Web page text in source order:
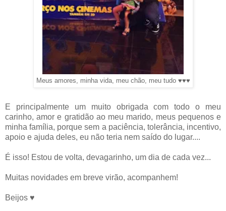
Meus amores, minha vida, meu chão, meu tudo ♥♥♥
E principalmente um muito obrigada com todo o meu
carinho, amor e gratidão ao meu marido, meus pequenos e
minha família, porque sem a paciência, tolerância, incentivo,
apoio e ajuda deles, eu não teria nem saído do lugar....
É isso! Estou de volta, devagarinho, um dia de cada vez...
Muitas novidades em breve virão, acompanhem!
Beijos ♥